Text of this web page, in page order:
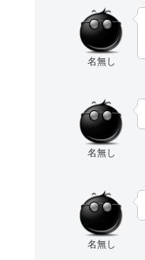
名無し
名無し
名無し